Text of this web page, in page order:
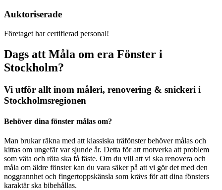
Auktoriserade
Företaget har certifierad personal!
Dags att Måla om era Fönster i
Stockholm?
Vi utför allt inom måleri, renovering & snickeri i
Stockholmsregionen
Behöver dina fönster målas om?
Man brukar räkna med att klassiska träfönster behöver målas och
kittas om ungefär var sjunde år. Detta för att motverka att problem
som väta och röta ska få fäste. Om du vill att vi ska renovera och
måla om äldre fönster kan du vara säker på att vi gör det med den
noggrannhet och fingertoppskänsla som krävs för att dina fönsters
karaktär ska bibehållas.